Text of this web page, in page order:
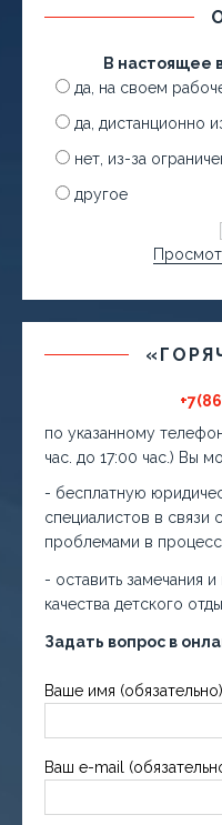
В настоящее
да, на своем
да, дистанционно
нет, из-за
другое
по указанному
час. до 17:00 час.) Вы
- бесплатную
специалистов в связи
проблемами в
- оставить замечания
качества детского
Задать вопрос в
Ваше имя (обязательно)
Ваш e-mail